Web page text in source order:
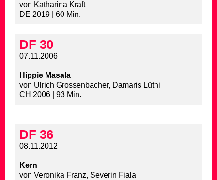
von Katharina Kraft
DE 2019 | 60 Min.
DF 30
07.11.2006
Hippie Masala
von Ulrich Grossenbacher, Damaris Lüthi
CH 2006 | 93 Min.
DF 36
08.11.2012
Kern
von Veronika Franz, Severin Fiala